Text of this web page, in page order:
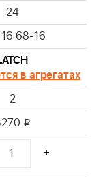
24
68-16
в агрегатах
2
i
+